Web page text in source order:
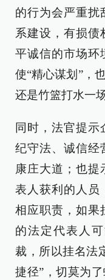
的行为会严重扰
系建设，有损债
平诚信的市场环
使“精心谋划”，
还是竹篮打水一场
同时，法官提示
纪守法、诚信经
康庄大道；也提
表人获利的人员
相应职责，如果
的法定代表人
裁，所以挂名法
捷径”，切莫为